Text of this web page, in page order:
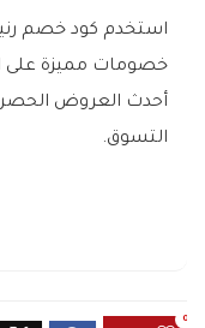
استخدم كود خصم
خصومات مميزة على
أحدث العروض الحصرية
التسوق.
0